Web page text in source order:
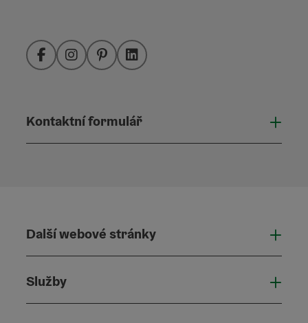
FacebookInstagramPinterestLinkedIn
Kontaktní formulář
Další webové stránky
Služby